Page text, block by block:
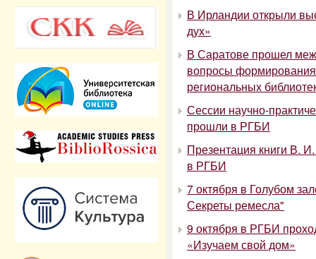
В Ирландии открыли
дух»
В Саратове прошел
вопросы формирования
региональных
Сессии научно-
прошли в РГБИ
Презентация книги В.
в РГБИ
7 октября в Голубом
Секреты ремесла"
9 октября в РГБИ
«Изучаем свой дом»